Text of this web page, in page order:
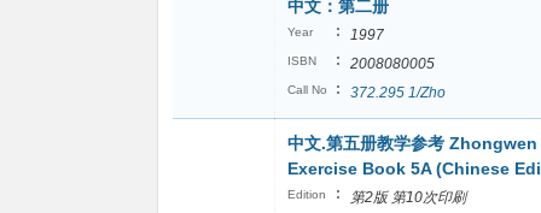
中文：第二册
Year : 1997
ISBN : 2008080005
Call No : 372.295 1/Zho
中文.第五册教学参考 Zhongwen
Exercise Book 5A (Chinese
Edition : 第2版 第10次印刷